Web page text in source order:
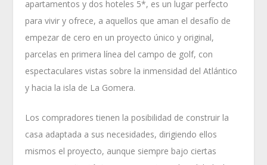
apartamentos y dos hoteles 5*, es un lugar perfecto
para vivir y ofrece, a aquellos que aman el desafío de
empezar de cero en un proyecto único y original,
parcelas en primera línea del campo de golf, con
espectaculares vistas sobre la inmensidad del Atlántico
y hacia la isla de La Gomera.
Los compradores tienen la posibilidad de construir la
casa adaptada a sus necesidades, dirigiendo ellos
mismos el proyecto, aunque siempre bajo ciertas